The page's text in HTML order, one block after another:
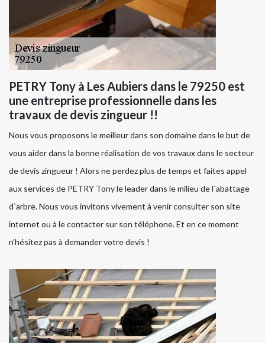
PETRY Tony à Les Aubiers dans le 79250 est
une entreprise professionnelle dans les
travaux de devis zingueur !!
Nous vous proposons le meilleur dans son domaine dans le but de
vous aider dans la bonne réalisation de vos travaux dans le secteur
de devis zingueur ! Alors ne perdez plus de temps et faites appel
aux services de PETRY Tony le leader dans le milieu de l`abattage
d`arbre. Nous vous invitons vivement à venir consulter son site
internet ou à le contacter sur son téléphone. Et en ce moment
n’hésitez pas à demander votre devis !